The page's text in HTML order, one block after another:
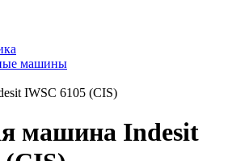
машины
IWSC 6105 (CIS)
машина Indesit